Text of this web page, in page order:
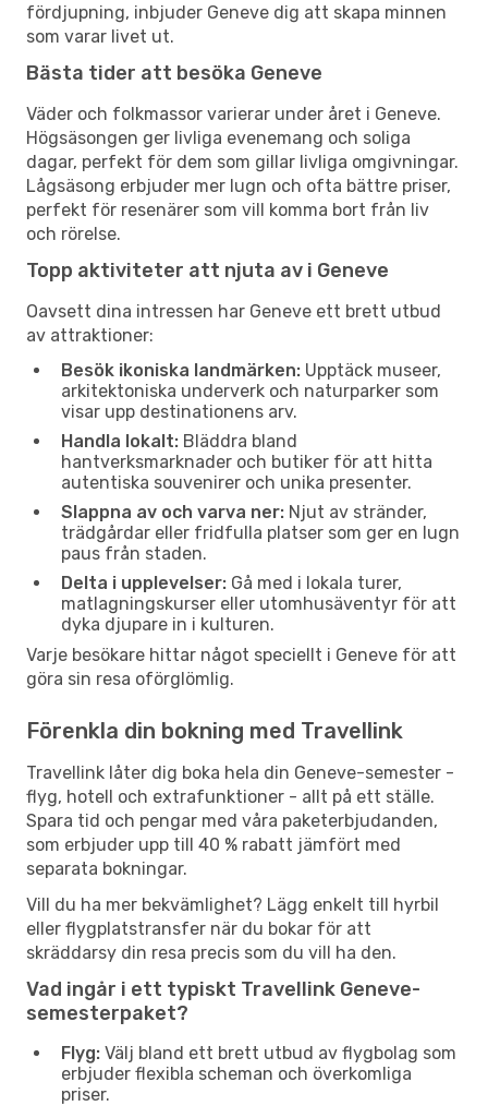
fördjupning, inbjuder Geneve dig att skapa minnen
som varar livet ut.
Bästa tider att besöka Geneve
Väder och folkmassor varierar under året i Geneve.
Högsäsongen ger livliga evenemang och soliga
dagar, perfekt för dem som gillar livliga omgivningar.
Lågsäsong erbjuder mer lugn och ofta bättre priser,
perfekt för resenärer som vill komma bort från liv
och rörelse.
Topp aktiviteter att njuta av i Geneve
Oavsett dina intressen har Geneve ett brett utbud
av attraktioner:
Besök ikoniska landmärken: Upptäck museer,
arkitektoniska underverk och naturparker som
visar upp destinationens arv.
Handla lokalt: Bläddra bland
hantverksmarknader och butiker för att hitta
autentiska souvenirer och unika presenter.
Slappna av och varva ner: Njut av stränder,
trädgårdar eller fridfulla platser som ger en lugn
paus från staden.
Delta i upplevelser: Gå med i lokala turer,
matlagningskurser eller utomhusäventyr för att
dyka djupare in i kulturen.
Varje besökare hittar något speciellt i Geneve för att
göra sin resa oförglömlig.
Förenkla din bokning med Travellink
Travellink låter dig boka hela din Geneve-semester -
flyg, hotell och extrafunktioner - allt på ett ställe.
Spara tid och pengar med våra paketerbjudanden,
som erbjuder upp till 40 % rabatt jämfört med
separata bokningar.
Vill du ha mer bekvämlighet? Lägg enkelt till hyrbil
eller flygplatstransfer när du bokar för att
skräddarsy din resa precis som du vill ha den.
Vad ingår i ett typiskt Travellink Geneve-
semesterpaket?
Flyg: Välj bland ett brett utbud av flygbolag som
erbjuder flexibla scheman och överkomliga
priser.